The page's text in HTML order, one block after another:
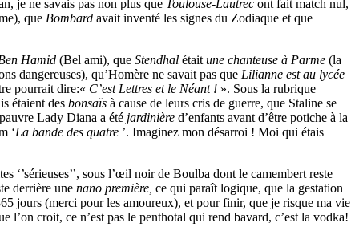
je ne savais pas non plus que Toulouse-Lautrec ont fait match nul,
que Bombard avait inventé les signes du Zodiaque et que
Hamid (Bel ami), que Stendhal était une chanteuse à Parme (la
dangereuses), qu’Homère ne savait pas que Lilianne est au lycée
pourrait dire:« C’est Lettres et le Néant ! ». Sous la rubrique
étaient des bonsaïs à cause de leurs cris de guerre, que Staline se
Lady Diana a été jardinière d’enfants avant d’être potiche à la
‘La bande des quatre ’. Imaginez mon désarroi ! Moi qui étais
‘’sérieuses’’, sous l’œil noir de Boulba dont le camembert reste
derrière une nano première, ce qui paraît logique, que la gestation
jours (merci pour les amoureux), et pour finir, que je risque ma vie
l’on croit, ce n’est pas le penthotal qui rend bavard, c’est la vodka!